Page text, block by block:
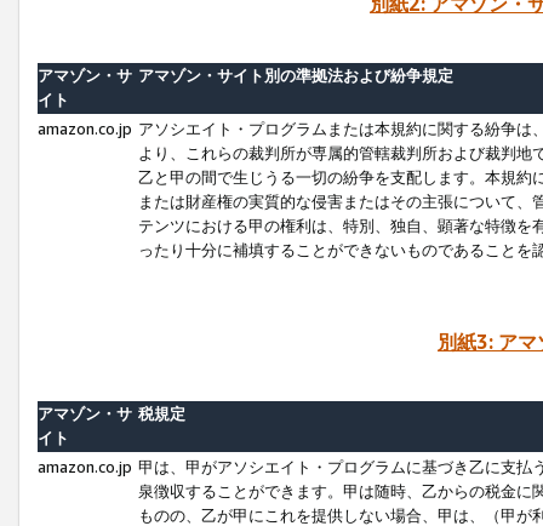
アマゾン・サ
イト
アマゾン・サイト別の準拠法および紛争規定
amazon.co.jp アソシエイト・プログラムまたは本規約に関する紛争
より、これらの裁判所が専属的管轄裁判所および裁判
乙と甲の間で生じうる一切の紛争を支配します。本規
または財産権の実質的な侵害またはその主張について
テンツにおける甲の権利は、特別、独自、顕著な特徴
ったり十分に補填することができないものであることを
別紙3: ア
アマゾン・サ
イト
税規定
amazon.co.jp 甲は、甲がアソシエイト・プログラムに基づき乙に支
泉徴収することができます。甲は随時、乙からの税金
ものの、乙が甲にこれを提供しない場合、甲は、（甲